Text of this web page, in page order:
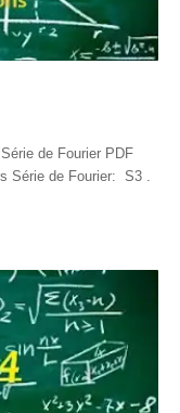
de Fourier PDF
Série de Fourier: S3 .